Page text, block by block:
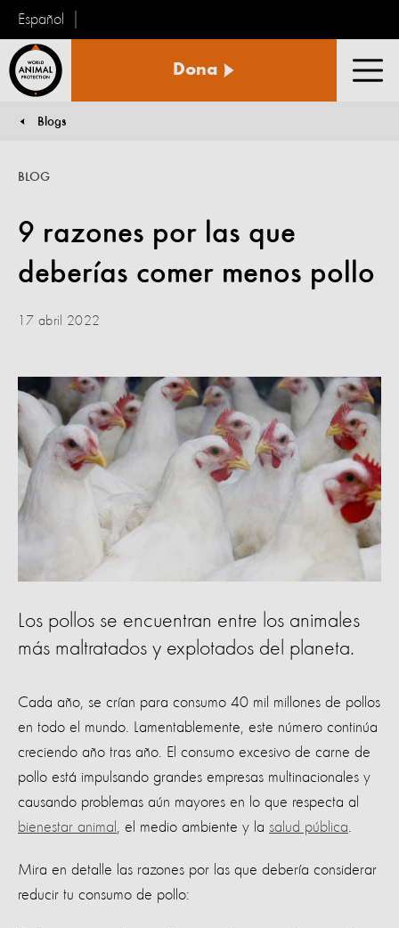
Español
Animal
Dona
You are here:
Blogs
9 razones por las que
deberías comer menos pollo
BLOG
17 abril 2022
Los pollos se encuentran entre los animales
más maltratados y explotados del planeta.
Cada año, se crían para consumo 40 mil millones de pollos
en todo el mundo. Lamentablemente, este número continúa
creciendo año tras año. El consumo excesivo de carne de
pollo está impulsando grandes empresas multinacionales y
causando problemas aún mayores en lo que respecta al
bienestar animal
, el medio ambiente y la salud pública
Mira en detalle las razones por las que debería considerar
reducir tu consumo de pollo: